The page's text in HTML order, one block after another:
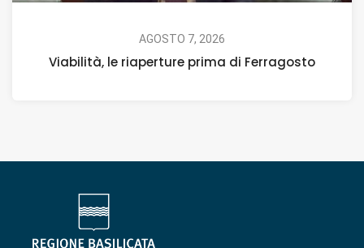
AGOSTO 7, 2026
Viabilità, le riaperture prima di Ferragosto